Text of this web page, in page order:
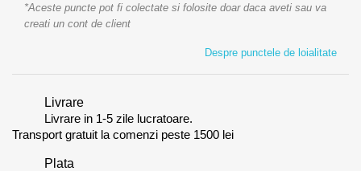
*Aceste puncte pot fi colectate si folosite doar daca aveti sau va
creati un cont de client
Despre punctele de loialitate
Livrare
Livrare in 1-5 zile lucratoare.
Transport gratuit la comenzi peste 1500 lei
Plata